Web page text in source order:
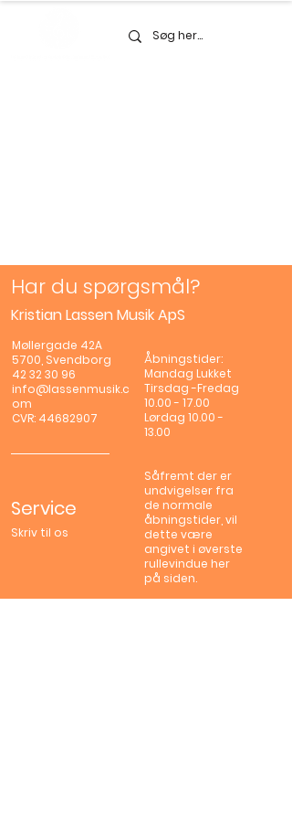
Har du spørgsmål?
Kristian Lassen Musik ApS
Møllergade 42A
5700, Svendborg
42 32 30 96
info@lassenmusik.c
om
CVR: 44682907
Service
Skriv til os
Åbningstider:
Mandag Lukket
Tirsdag -Fredag
10.00 - 17.00
Lørdag 10.00 -
13.00
Såfremt der er
undvigelser fra
de normale
åbningstider, vil
dette være
angivet i øverste
rullevindue her
på siden.